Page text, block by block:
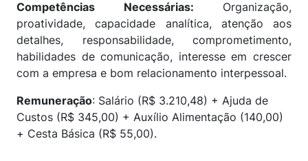
Competências Necessárias: Organização,
proatividade, capacidade analítica, atenção aos
detalhes, responsabilidade, comprometimento,
habilidades de comunicação, interesse em crescer
com a empresa e bom relacionamento interpessoal.
Remuneração: Salário (R$ 3.210,48) + Ajuda de
Custos (R$ 345,00) + Auxílio Alimentação (140,00)
+ Cesta Básica (R$ 55,00).